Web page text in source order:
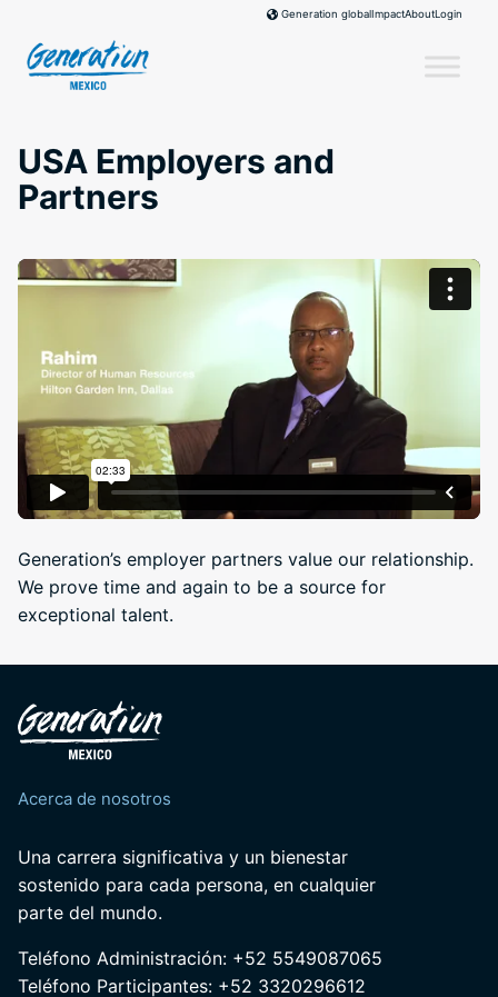
content
Generation globalImpactAboutLogin
USA Employers and
Partners
Generation’s employer partners value our relationship.
We prove time and again to be a source for
exceptional talent.
Acerca de nosotros
Una carrera significativa y un bienestar
sostenido para cada persona, en cualquier
parte del mundo.
Teléfono Administración: +52 5549087065
Teléfono Participantes: +52 3320296612